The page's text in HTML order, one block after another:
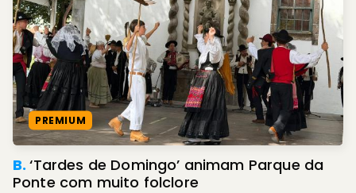
PREMIUM
B.‘Tardes de Domingo’ animam Parque da
Ponte com muito folclore